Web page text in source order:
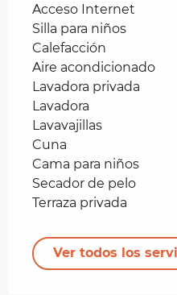
Acceso Internet
Silla para niños
Calefacción
Aire acondicionado
Lavadora privada
Lavadora
Lavavajillas
Cuna
Cama para niños
Secador de pelo
Terraza privada
Ver todos los